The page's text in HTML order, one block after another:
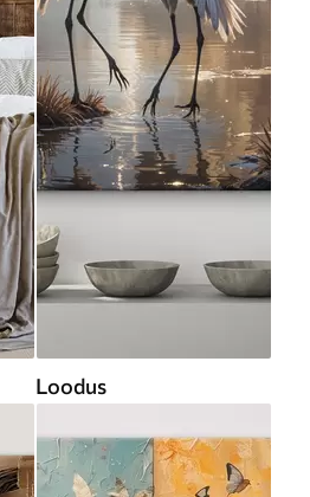
Loodus